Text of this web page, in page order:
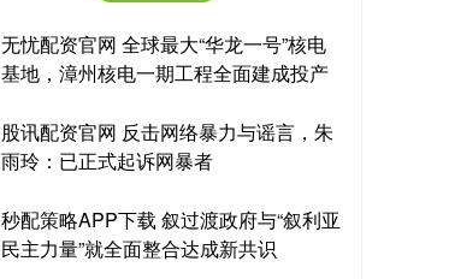
无忧配资官网 全球最大“华龙一号”核电
基地，漳州核电一期工程全面建成投产
股讯配资官网 反击网络暴力与谣言，朱
雨玲：已正式起诉网暴者
秒配策略APP下载 叙过渡政府与“叙利亚
民主力量”就全面整合达成新共识